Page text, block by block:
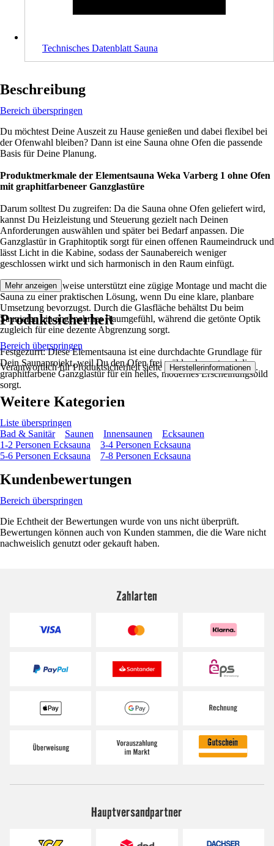
Technisches Datenblatt Sauna
Beschreibung
Bereich überspringen
Du möchtest Deine Auszeit zu Hause genießen und dabei flexibel bei
der Ofenwahl bleiben? Dann ist eine Sauna ohne Ofen die passende
Basis für Deine Planung.
Produktmerkmale der Elementsauna Weka Varberg 1 ohne Ofen
mit graphitfarbeneer Ganzglastüre
Darum solltest Du zugreifen: Da die Sauna ohne Ofen geliefert wird,
kannst Du Heizleistung und Steuerung gezielt nach Deinen
Anforderungen auswählen und später bei Bedarf anpassen. Die
Ganzglastür in Graphitoptik sorgt für einen offenen Raumeindruck und
lässt Licht in die Kabine, sodass der Saunabereich weniger
geschlossen wirkt und sich harmonisch in den Raum einfügt.
Die Elementbauweise unterstützt eine zügige Montage und macht die
Sauna zu einer praktischen Lösung, wenn Du eine klare, planbare
Umsetzung bevorzugst. Durch die Glasfläche behältst Du beim
Saunieren ein angenehmes Raumgefühl, während die getönte Optik
zugleich für eine dezente Abgrenzung sorgt.
Festgezurrt: Diese Elementsauna ist eine durchdachte Grundlage für
Dein Saunaprojekt, weil Du den Ofen frei wählen kannst und die
graphitfarbene Ganzglastür für ein helles, modernes Erscheinungsbild
sorgt.
Mehr anzeigen
Produktsicherheit
Bereich überspringen
Verantwortlich für Produktsicherheit siehe Herstellerinformationen .
Weitere Kategorien
Liste überspringen
Bad & Sanitär
Saunen Innensaunen
Ecksaunen
1-2 Personen Ecksauna
3-4 Personen Ecksauna
5-6 Personen Ecksauna
7-8 Personen Ecksauna
Kundenbewertungen
Bereich überspringen
Die Echtheit der Bewertungen wurde von uns nicht überprüft.
Bewertungen können auch von Kunden stammen, die die Ware nicht
nachweislich genutzt oder gekauft haben.
Zahlarten
Hauptversandpartner